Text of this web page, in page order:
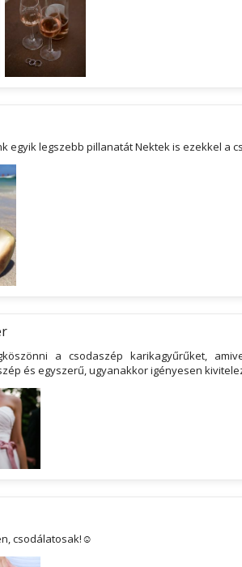
egyik legszebb pillanatát Nektek is ezekkel a
a csodaszép karikagyűrűket,
és egyszerű, ugyanakkor igényesen
csodálatosak!☺